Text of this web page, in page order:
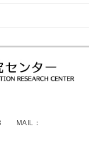
MAIL：